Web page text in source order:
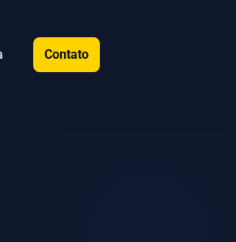
Contato